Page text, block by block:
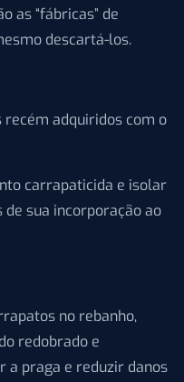
as “fábricas” de
descartá-los.
recém adquiridos com o
carrapaticida e isolar
de sua incorporação ao
no rebanho,
redobrado e
a praga e reduzir danos